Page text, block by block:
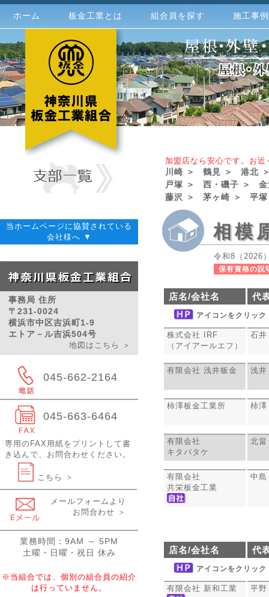
ホーム 板金工業とは 組合員を探す 施工事例
加盟店なら安心です。お
川崎 ＞ 鶴見 ＞
港北
戸塚 ＞
西・磯子 ＞
藤沢 ＞
茅ヶ崎 ＞ 平
当ホームページに協賛されている
会社様へ ▼
事務局 住所
〒231-0024
横浜市中区吉浜町1-9
エトア－ル吉浜504号
地図はこちら ＞
045-662-2164
045-663-6464
専用のFAX用紙をプリントして書
き込んで、お問合わせください。
こちら ＞
メールフォームより
お問合わせ ＞
業務時間：9AM ～ 5PM
土曜・日曜・祝日 休み
※当組合では、個別の組合員の紹介
は行っていません。
相模
令和8（2026
保有資格の説
店名/会社名 代
アイコンをクリッ
株式会社 IRF
（アイアールエフ）
石
有限会社 浅井板金 浅
柿澤板金工業所 柿
有限会社
キタバタケ
北
有限会社
共栄板金工業
中
店名/会社名 代
アイコンをクリッ
有限会社 新和工業 平